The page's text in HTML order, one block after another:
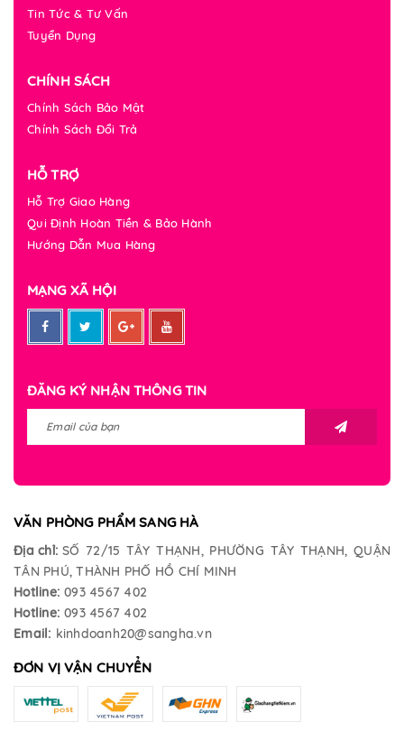
Tin Tức & Tư Vấn
Tuyển Dụng
CHÍNH SÁCH
Chính Sách Bảo Mật
Chính Sách Đổi Trả
HỖ TRỢ
Hỗ Trợ Giao Hàng
Qui Định Hoàn Tiền & Bảo Hành
Hướng Dẫn Mua Hàng
MẠNG XÃ HỘI
ĐĂNG KÝ NHẬN THÔNG TIN
VĂN PHÒNG PHẨM SANG HÀ
Địa chỉ: SỐ 72/15 TÂY THẠNH, PHƯỜNG TÂY THẠNH, QUẬN
TÂN PHÚ, THÀNH PHỐ HỒ CHÍ MINH
Hotline: 093 4567 402
Hotline: 093 4567 402
Email: kinhdoanh20@sangha.vn
ĐƠN VỊ VẬN CHUYỂN